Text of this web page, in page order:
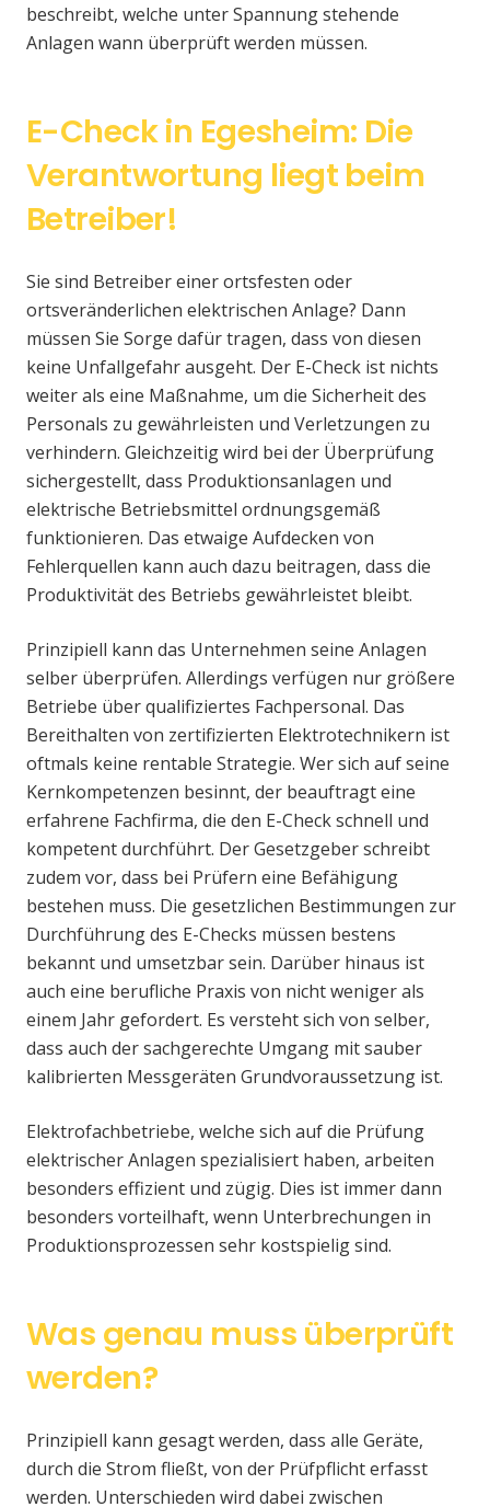
beschreibt, welche unter Spannung stehende
Anlagen wann überprüft werden müssen.
E-Check in Egesheim: Die
Verantwortung liegt beim
Betreiber!
Sie sind Betreiber einer ortsfesten oder
ortsveränderlichen elektrischen Anlage? Dann
müssen Sie Sorge dafür tragen, dass von diesen
keine Unfallgefahr ausgeht. Der E-Check ist nichts
weiter als eine Maßnahme, um die Sicherheit des
Personals zu gewährleisten und Verletzungen zu
verhindern. Gleichzeitig wird bei der Überprüfung
sichergestellt, dass Produktionsanlagen und
elektrische Betriebsmittel ordnungsgemäß
funktionieren. Das etwaige Aufdecken von
Fehlerquellen kann auch dazu beitragen, dass die
Produktivität des Betriebs gewährleistet bleibt.
Prinzipiell kann das Unternehmen seine Anlagen
selber überprüfen. Allerdings verfügen nur größere
Betriebe über qualifiziertes Fachpersonal. Das
Bereithalten von zertifizierten Elektrotechnikern ist
oftmals keine rentable Strategie. Wer sich auf seine
Kernkompetenzen besinnt, der beauftragt eine
erfahrene Fachfirma, die den E-Check schnell und
kompetent durchführt. Der Gesetzgeber schreibt
zudem vor, dass bei Prüfern eine Befähigung
bestehen muss. Die gesetzlichen Bestimmungen zur
Durchführung des E-Checks müssen bestens
bekannt und umsetzbar sein. Darüber hinaus ist
auch eine berufliche Praxis von nicht weniger als
einem Jahr gefordert. Es versteht sich von selber,
dass auch der sachgerechte Umgang mit sauber
kalibrierten Messgeräten Grundvoraussetzung ist.
Elektrofachbetriebe, welche sich auf die Prüfung
elektrischer Anlagen spezialisiert haben, arbeiten
besonders effizient und zügig. Dies ist immer dann
besonders vorteilhaft, wenn Unterbrechungen in
Produktionsprozessen sehr kostspielig sind.
Was genau muss überprüft
werden?
Prinzipiell kann gesagt werden, dass alle Geräte,
durch die Strom fließt, von der Prüfpflicht erfasst
werden. Unterschieden wird dabei zwischen